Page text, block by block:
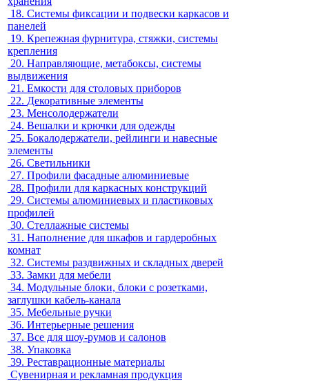
18. Системы фиксации и подвески каркасов и
панелей
19. Крепежная фурнитура, стяжки, системы
крепления
20. Направляющие, метабоксы, системы
выдвижения
21. Емкости для столовых приборов
22. Декоративные элементы
23. Менсолодержатели
24. Вешалки и крючки для одежды
25. Бокалодержатели, рейлинги и навесные
элементы
26. Светильники
27. Профили фасадные алюминиевые
28. Профили для каркасных конструкций
29. Системы алюминиевых и пластиковых
профилей
30. Стеллажные системы
31. Наполнение для шкафов и гардеробных
комнат
32. Системы раздвижных и складных дверей
33. Замки для мебели
34. Модульные блоки, блоки с розетками,
заглушки кабель-канала
35. Мебельные ручки
36. Интерьерные решения
37. Все для шоу-румов и салонов
38. Упаковка
39. Реставрационные материалы
Сувенирная и рекламная продукция